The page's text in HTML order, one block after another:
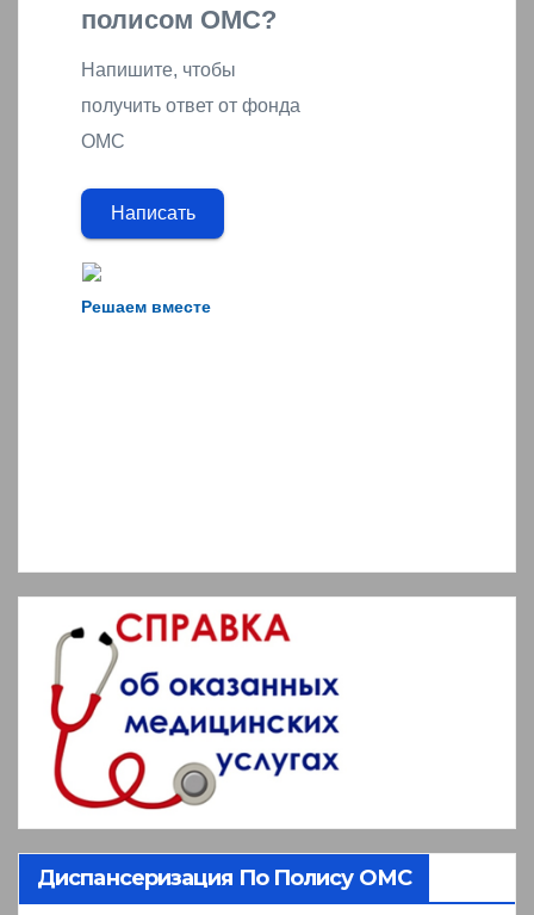
Решаем вместе
полисом ОМС?
Напишите, чтобы
получить ответ от фонда
ОМС
Написать
Диспансеризация По Полису ОМС